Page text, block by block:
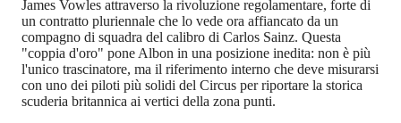
James Vowles attraverso la rivoluzione regolamentare, forte di
un contratto pluriennale che lo vede ora affiancato da un
compagno di squadra del calibro di Carlos Sainz. Questa
"coppia d'oro" pone Albon in una posizione inedita: non è più
l'unico trascinatore, ma il riferimento interno che deve misurarsi
con uno dei piloti più solidi del Circus per riportare la storica
scuderia britannica ai vertici della zona punti.